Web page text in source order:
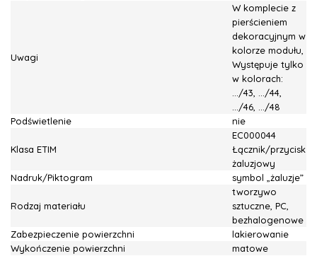
Uwagi
W komplecie z
pierścieniem
dekoracyjnym w
kolorze modułu,
Występuje tylko
w kolorach:
.../43, .../44,
.../46, .../48
Podświetlenie
nie
Klasa ETIM
EC000044
Łącznik/przycisk
żaluzjowy
Nadruk/Piktogram
symbol „żaluzje”
Rodzaj materiału
tworzywo
sztuczne, PC,
bezhalogenowe
Zabezpieczenie powierzchni
lakierowanie
Wykończenie powierzchni
matowe